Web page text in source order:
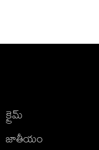
క్రైమ్
జాతీయం